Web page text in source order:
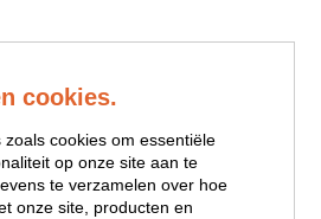
cookies.
cookies om essentiële
op onze site aan te
te verzamelen over hoe
onze site, producten en